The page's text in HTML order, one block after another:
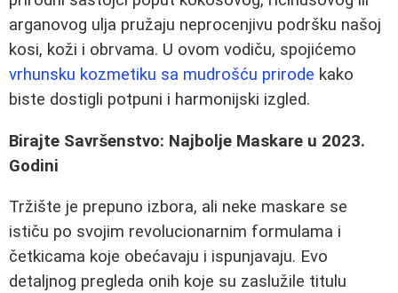
arganovog ulja pružaju neprocenjivu podršku našoj
kosi, koži i obrvama. U ovom vodiču, spojićemo
vrhunsku kozmetiku sa mudrošću prirode kako
biste dostigli potpuni i harmonijski izgled.
Birajte Savršenstvo: Najbolje Maskare u 2023.
Godini
Tržište je prepuno izbora, ali neke maskare se
ističu po svojim revolucionarnim formulama i
četkicama koje obećavaju i ispunjavaju. Evo
detaljnog pregleda onih koje su zaslužile titulu